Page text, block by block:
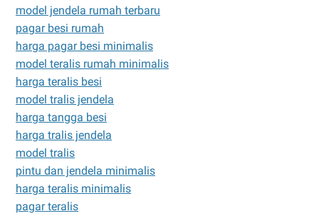
model jendela rumah terbaru
pagar besi rumah
harga pagar besi minimalis
model teralis rumah minimalis
harga teralis besi
model tralis jendela
harga tangga besi
harga tralis jendela
model tralis
pintu dan jendela minimalis
harga teralis minimalis
pagar teralis